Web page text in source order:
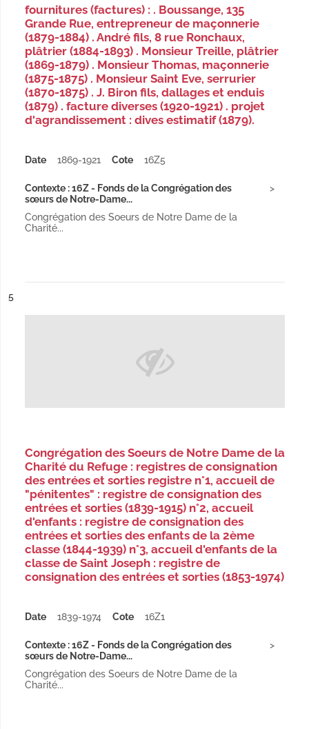
fournitures (factures) : . Boussange, 135
Grande Rue, entrepreneur de maçonnerie
(1879-1884) . André fils, 8 rue Ronchaux,
plâtrier (1884-1893) . Monsieur Treille, plâtrier
(1869-1879) . Monsieur Thomas, maçonnerie
(1875-1875) . Monsieur Saint Eve, serrurier
(1870-1875) . J. Biron fils, dallages et enduis
(1879) . facture diverses (1920-1921) . projet
d'agrandissement : dives estimatif (1879).
Date 1869-1921 Cote 16Z5
Contexte : 16Z - Fonds de la Congrégation des
sœurs de Notre-Dame...
Congrégation des Soeurs de Notre Dame de la
Charité...
n°
5
Congrégation des Soeurs de Notre Dame de la
Charité du Refuge : registres de consignation
des entrées et sorties registre n°1, accueil de
"pénitentes" : registre de consignation des
entrées et sorties (1839-1915) n°2, accueil
d'enfants : registre de consignation des
entrées et sorties des enfants de la 2ème
classe (1844-1939) n°3, accueil d'enfants de la
classe de Saint Joseph : registre de
consignation des entrées et sorties (1853-1974)
Date 1839-1974 Cote 16Z1
Contexte : 16Z - Fonds de la Congrégation des
sœurs de Notre-Dame...
Congrégation des Soeurs de Notre Dame de la
Charité...